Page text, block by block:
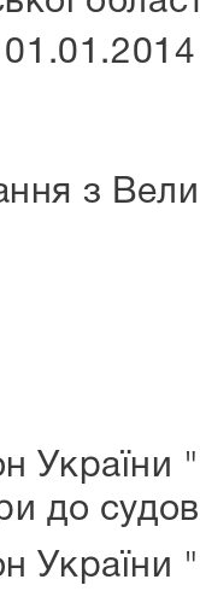
з
України
до
України